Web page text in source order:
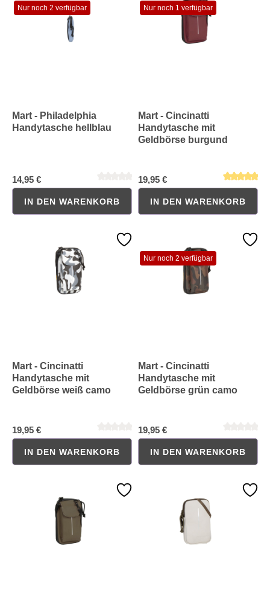
Nur noch 2 verfügbar
Mart - Philadelphia
Handytasche hellblau
14,95 €
Durchschnittliche Bewertung von 0 von 5 Sternen
IN DEN WARENKORB
Nur noch 1 verfügbar
Mart - Cincinatti
Handytasche mit
Geldbörse burgund
19,95 €
Durchschnittliche Bewertung
IN DEN WARENKORB
Mart - Cincinatti
Handytasche mit
Geldbörse weiß camo
19,95 €
IN DEN WARENKORB
Nur noch 2 verfügbar
Mart - Cincinatti
Handytasche mit
Geldbörse grün camo
19,95 €
IN DEN WARENKORB